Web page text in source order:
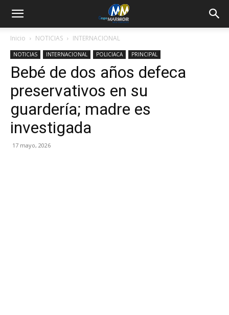
Inicio NOTICIAS INTERNACIONAL
NOTICIAS INTERNACIONAL POLICIACA PRINCIPAL
Bebé de dos años defeca
preservativos en su
guardería; madre es
investigada
17 mayo, 2026